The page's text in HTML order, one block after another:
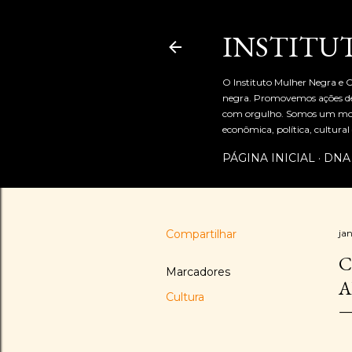
O Instituto Mulher Negra e
negra. Promovemos ações
com orgulho. Somos um
econômica, política,
PÁGINA INICIAL
Compartilhar
Marcadores
Cultura